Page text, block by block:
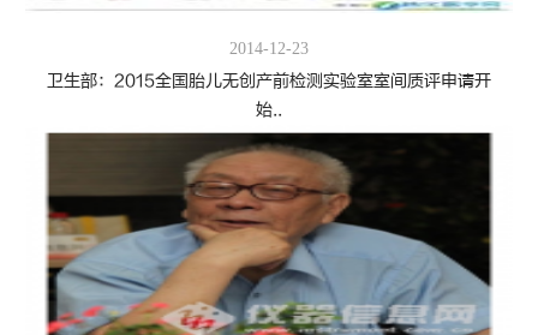
2014-12-23
卫生部：2015全国胎儿无创产前检测实验室室间质评申请开
始..